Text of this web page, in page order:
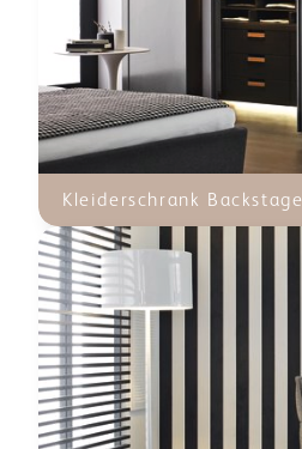
Kleiderschrank Backstage